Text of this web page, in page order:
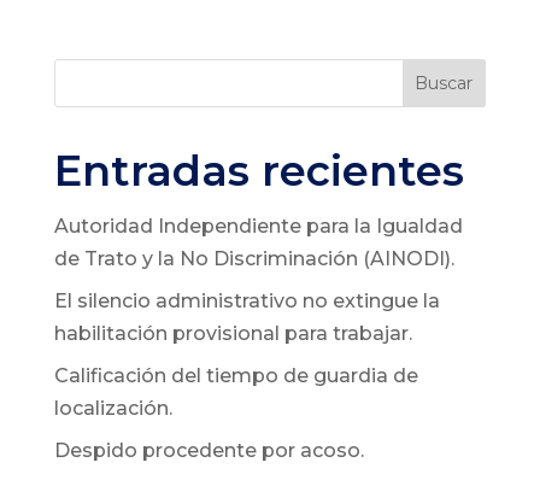
Buscar
Entradas recientes
Autoridad Independiente para la Igualdad
de Trato y la No Discriminación (AINODI).
El silencio administrativo no extingue la
habilitación provisional para trabajar.
Calificación del tiempo de guardia de
localización.
Despido procedente por acoso.